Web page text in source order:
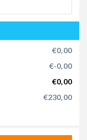
€0,00
€-0,00
€0,00
€230,00